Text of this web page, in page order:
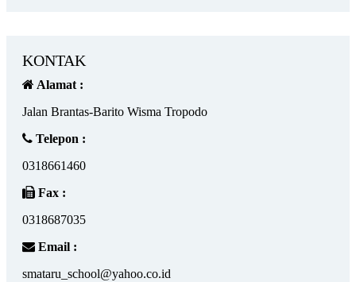
KONTAK
Alamat :
Jalan Brantas-Barito Wisma Tropodo
Telepon :
0318661460
Fax :
0318687035
Email :
smataru_school@yahoo.co.id